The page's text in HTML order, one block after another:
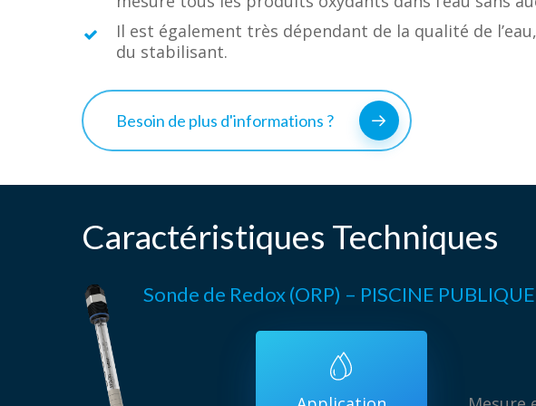
Il est également très dépendant de la qualité de
du stabilisant.
Besoin de plus d'informations ?
Caractéristiques Techniques
Sonde de Redox (ORP) – PISCINE PUBLIQUE